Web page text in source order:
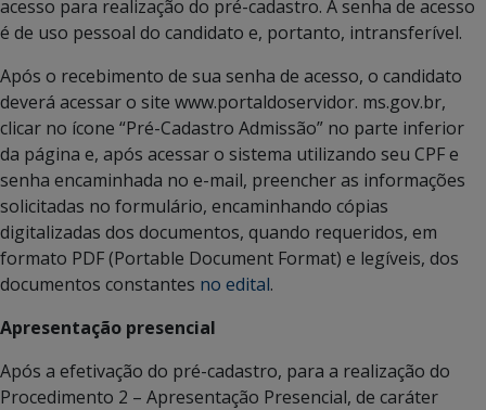
acesso para realização do pré-cadastro. A senha de acesso
é de uso pessoal do candidato e, portanto, intransferível.
Após o recebimento de sua senha de acesso, o candidato
deverá acessar o site www.portaldoservidor. ms.gov.br,
clicar no ícone “Pré-Cadastro Admissão” no parte inferior
da página e, após acessar o sistema utilizando seu CPF e
senha encaminhada no e-mail, preencher as informações
solicitadas no formulário, encaminhando cópias
digitalizadas dos documentos, quando requeridos, em
formato PDF (Portable Document Format) e legíveis, dos
documentos constantes no edital.
Apresentação presencial
Após a efetivação do pré-cadastro, para a realização do
Procedimento 2 – Apresentação Presencial, de caráter